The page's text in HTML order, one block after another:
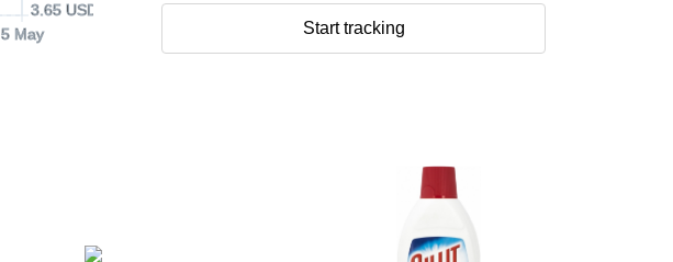
5 May
3.65 USD
Start tracking